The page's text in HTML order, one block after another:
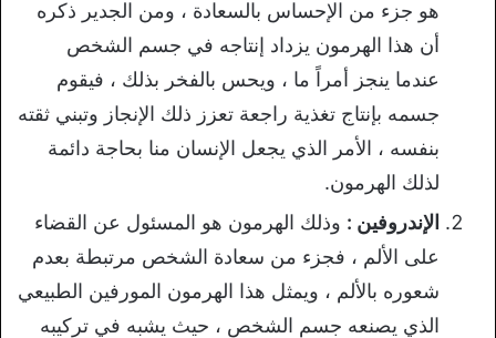
هو جزء من الإحساس بالسعادة ، ومن الجدير ذكره
أن هذا الهرمون يزداد إنتاجه في جسم الشخص
عندما ينجز أمراً ما ، ويحس بالفخر بذلك ، فيقوم
جسمه بإنتاج تغذية راجعة تعزز ذلك الإنجاز وتبني ثقته
بنفسه ، الأمر الذي يجعل الإنسان منا بحاجة دائمة
لذلك الهرمون.
الإندروفين : وذلك الهرمون هو المسئول عن القضاء
على الألم ، فجزء من سعادة الشخص مرتبطة بعدم
شعوره بالألم ، ويمثل هذا الهرمون المورفين الطبيعي
الذي يصنعه جسم الشخص ، حيث يشبه في تركيبه